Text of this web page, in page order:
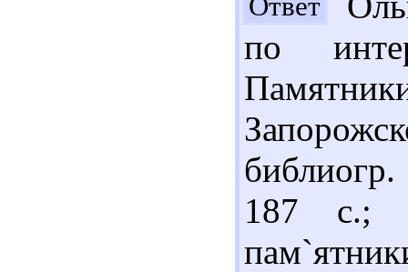
по
187 с.;